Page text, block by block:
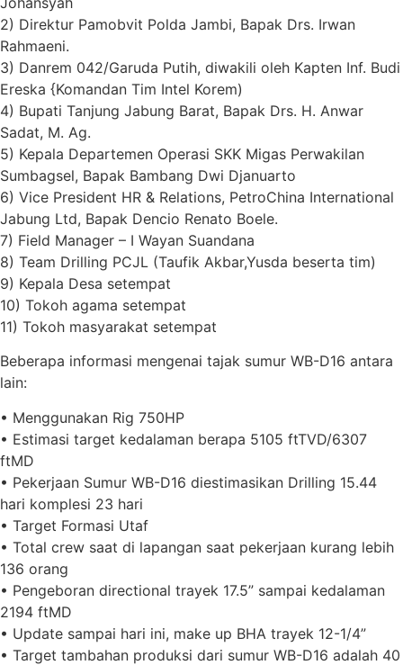
2) Direktur Pamobvit Polda Jambi, Bapak Drs. Irwan
Rahmaeni.
3) Danrem 042/Garuda Putih, diwakili oleh Kapten Inf. Budi
Ereska {Komandan Tim Intel Korem)
4) Bupati Tanjung Jabung Barat, Bapak Drs. H. Anwar
Sadat, M. Ag.
5) Kepala Departemen Operasi SKK Migas Perwakilan
Sumbagsel, Bapak Bambang Dwi Djanuarto
6) Vice President HR & Relations, PetroChina International
Jabung Ltd, Bapak Dencio Renato Boele.
7) Field Manager – I Wayan Suandana
8) Team Drilling PCJL (Taufik Akbar,Yusda beserta tim)
9) Kepala Desa setempat
10) Tokoh agama setempat
11) Tokoh masyarakat setempat
Beberapa informasi mengenai tajak sumur WB-D16 antara
lain:
• Menggunakan Rig 750HP
• Estimasi target kedalaman berapa 5105 ftTVD/6307
ftMD
• Pekerjaan Sumur WB-D16 diestimasikan Drilling 15.44
hari komplesi 23 hari
• Target Formasi Utaf
• Total crew saat di lapangan saat pekerjaan kurang lebih
136 orang
• Pengeboran directional trayek 17.5” sampai kedalaman
2194 ftMD
• Update sampai hari ini, make up BHA trayek 12-1/4”
• Target tambahan produksi dari sumur WB-D16 adalah 40